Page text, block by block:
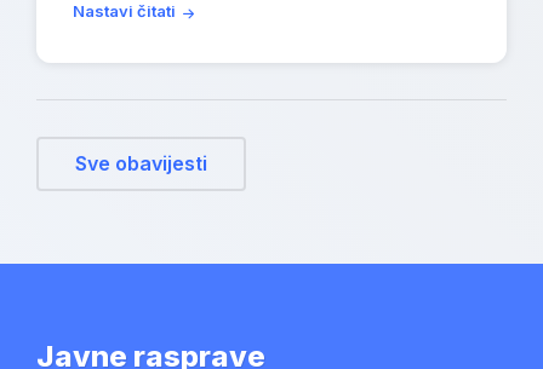
Nastavi čitati
Sve obavijesti
Javne rasprave